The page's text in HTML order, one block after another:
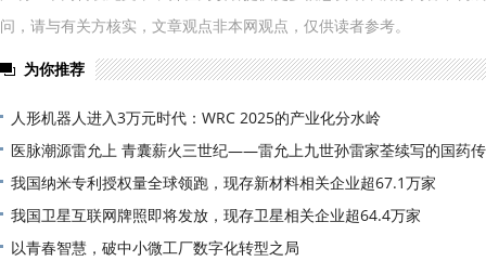
问，请与有关方核实，文章观点非本网观点，仅供读者参考。
为你推荐
人形机器人进入3万元时代：WRC 2025的产业化分水岭
医脉潮源雷允上 青囊薪火三世纪——雷允上九世孙雷家荃续写的国药传
我国纳米专利授权量全球领跑，现存新材料相关企业超67.1万家
我国卫星互联网牌照即将发放，现存卫星相关企业超64.4万家
以青春智慧，破中小微工厂数字化转型之局